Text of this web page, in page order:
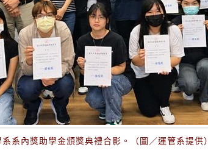
系內獎助學金頒獎典禮合影。（圖／運管系提供）